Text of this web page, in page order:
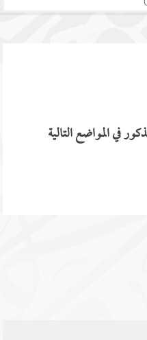
في المواضع التالية